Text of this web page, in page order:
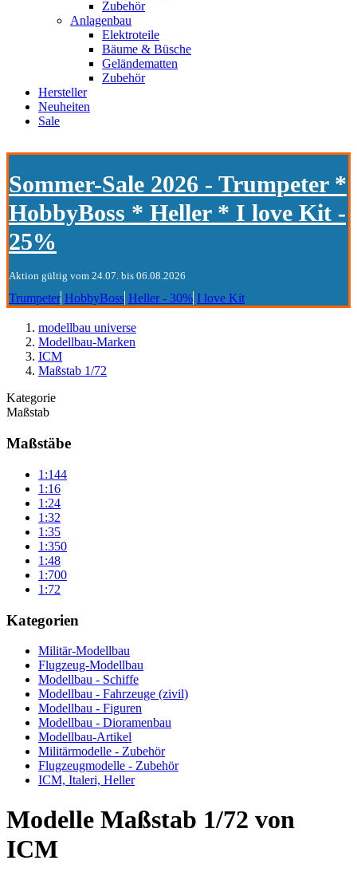
Zubehör
Anlagenbau
Elektroteile
Bäume & Büsche
Geländematten
Zubehör
Hersteller
Neuheiten
Sale
Sommer-Sale 2026 - Trumpeter *
HobbyBoss * Heller * I love Kit -
25%
Aktion gültig vom 24.07. bis 06.08.2026
Trumpeter HobbyBoss Heller - 30% I love Kit
modellbau universe
Modellbau-Marken
ICM
Maßstab 1/72
Kategorie
Maßstab
Maßstäbe
1:144
1:16
1:24
1:32
1:35
1:350
1:48
1:700
1:72
Kategorien
Militär-Modellbau
Flugzeug-Modellbau
Modellbau - Schiffe
Modellbau - Fahrzeuge (zivil)
Modellbau - Figuren
Modellbau - Dioramenbau
Modellbau-Artikel
Militärmodelle - Zubehör
Flugzeugmodelle - Zubehör
ICM, Italeri, Heller
Modelle Maßstab 1/72 von
ICM